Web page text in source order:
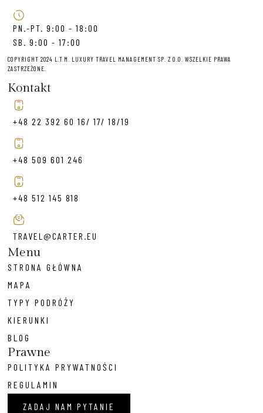
PN.-PT. 9:00 - 18:00
SB. 9:00 - 17:00
COPYRIGHT 2024 L.T.M. LUXURY TRAVEL MANAGEMENT SP. Z O.O. WSZELKIE PRAWA
ZASTRZEŻONE.
Kontakt
+48 22 392 60 16/ 17/ 18/19
+48 509 601 246
+48 512 145 818
TRAVEL@CARTER.EU
Menu
STRONA GŁÓWNA
MAPA
TYPY PODRÓŻY
KIERUNKI
BLOG
Prawne
POLITYKA PRYWATNOŚCI
REGULAMIN
ZADAJ NAM PYTANIE